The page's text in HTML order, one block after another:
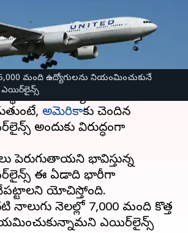
మంది ఉద్యోగులను నియంమించుకునే
2023 03:19 pm
తగ్గించుకునేందుకు ప్రధాన
తమ ఉద్యోగుల తొలగింపు
అమెరికాకు చెందిన
అందుకు విరుద్ధంగా
పెరుగుతాయని భావిస్తున్న
ఈ ఏడాది భారీగా
యోచిస్తోంది.
నెలల్లో 7,000 మంది కొత్త
ఎయిర్‌లైన్స్